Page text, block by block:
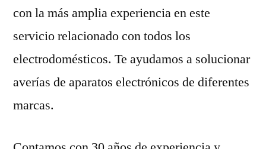
con la más amplia experiencia en este
servicio relacionado con todos los
electrodomésticos. Te ayudamos a solucionar
averías de aparatos electrónicos de diferentes
marcas.